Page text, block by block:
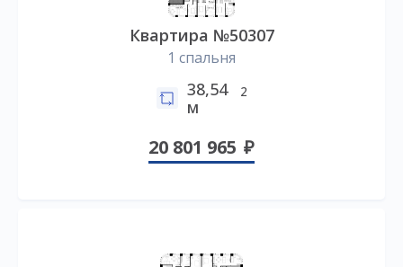
Квартира №50307
1 спальня
38,54
м
2
20 801 965